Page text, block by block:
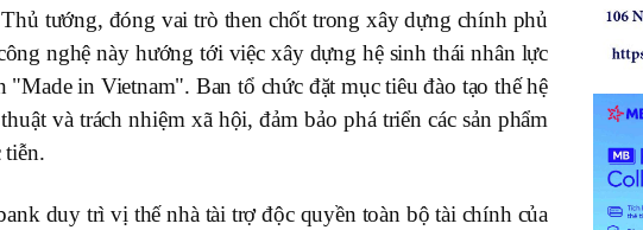
tướng, đóng vai trò then chốt trong xây dựng chính phủ
nghệ này hướng tới việc xây dựng hệ sinh thái nhân lực
in Vietnam". Ban tổ chức đặt mục tiêu đào tạo thế hệ
và trách nhiệm xã hội, đảm bảo phá triển các sản phẩm
duy trì vị thế nhà tài trợ độc quyền toàn bộ tài chính của